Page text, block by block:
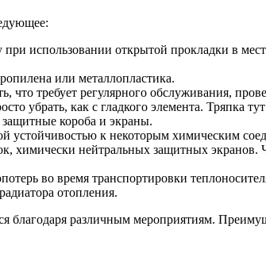
использовании открытой прокладки в
или металлопластика.
что требует регулярного обслуживания,
убрать, как с гладкого элемента. Тряпка
короба и экраны.
устойчивостью к некоторым химическим
химически нейтральных защитных экранов.
во время транспортировки
отопления.
благодаря различным мероприятиям.